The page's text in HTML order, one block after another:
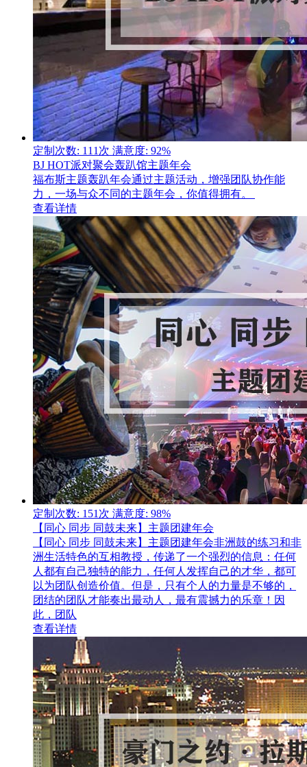
定制次数: 111次 满意度: 92%
BJ HOT派对聚会轰趴馆主题年会
福布斯主题轰趴年会通过主题活动，增强团队协作能
力，一场与众不同的主题年会，你值得拥有。
查看详情
定制次数: 151次 满意度: 98%
【同心 同步 同鼓未来】主题团建年会
【同心 同步 同鼓未来】主题团建年会非洲鼓的练习和非
洲生活特色的互相教授，传递了一个强烈的信息：任何
人都有自己独特的能力，任何人发挥自己的才华，都可
以为团队创造价值。但是，只有个人的力量是不够的，
团结的团队才能奏出最动人，最有震撼力的乐章！因
此，团队
查看详情